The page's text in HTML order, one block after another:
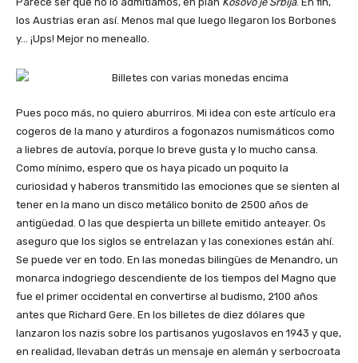
los Austrias eran así. Menos mal que luego llegaron los Borbones
y… ¡Ups! Mejor no meneallo.
Pues poco más, no quiero aburriros. Mi idea con este artículo era
cogeros de la mano y aturdiros a fogonazos numismáticos como
a liebres de autovía, porque lo breve gusta y lo mucho cansa.
Como mínimo, espero que os haya picado un poquito la
curiosidad y haberos transmitido las emociones que se sienten al
tener en la mano un disco metálico bonito de 2500 años de
antigüedad. O las que despierta un billete emitido anteayer. Os
aseguro que los siglos se entrelazan y las conexiones están ahí.
Se puede ver en todo. En las monedas bilingües de Menandro, un
monarca indogriego descendiente de los tiempos del Magno que
fue el primer occidental en convertirse al budismo, 2100 años
antes que Richard Gere. En los billetes de diez dólares que
lanzaron los nazis sobre los partisanos yugoslavos en 1943 y que,
en realidad, llevaban detrás un mensaje en alemán y serbocroata